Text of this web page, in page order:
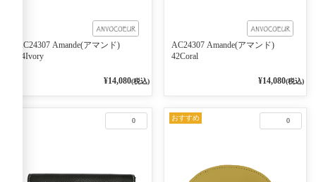
AC24307 Amande(アマンド)
04Ivory
¥14,080(税込)
AC24307 Amande(アマンド)
42Coral
¥14,080(税込)
0 0
おすすめ